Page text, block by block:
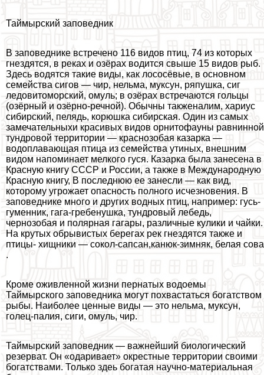
Таймырский заповедник
В заповеднике встречено 116 видов птиц, 74 из которых
гнездятся, в реках и озёрах водится свыше 15 видов рыб.
Здесь водятся такие виды, как лососёвые, в основном
семейства сигов — чир, нельма, муксун, ряпушка, сиг
ледовитоморский, омуль; в озёрах встречаются гольцы
(озёрный и озёрно-речной). Обычны такженалим, хариус
сибирский, пелядь, корюшка сибирская. Один из самых
замечательныхи красивых видов орнитофауны равнинной
тундровой территории — краснозобая казарка —
водоплавающая птица из семейства утиных, внешним
видом напоминает мелкого гуся. Казарка была занесена в
Красную книгу СССР и России, а также в Международную
Красную книгу, В последнюю ее занесли — как вид,
которому угрожает опасность полного исчезновения. В
заповеднике много и других водных птиц, например: гусь-
гуменник, гага-гребенушка, тундровый лебедь,
чернозобая и полярная гагары, различные кулики и чайки.
На крутых обрывистых берегах рек гнездятся также и
птицы- хищники — сокол-сапсан,канюк-зимняк, белая сова
.
Кроме оживленной жизни пернатых водоемы
Таймырского заповедника могут похвастаться богатством
рыбы. Наиболее ценные виды — это нельма, муксун,
голец-палия, сиги, омуль, чир.
Таймырский заповедник — важнейший биологический
резерват. Он «одаривает» окрестные территории своими
богатствами. Только здеь богатая научно-материальная